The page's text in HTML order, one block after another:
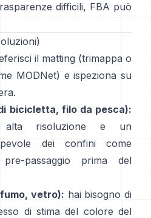
difficili, FBA può
il matting (trimappa o
MODNet) e ispeziona su
bicicletta, filo da pesca):
risoluzione e un
dei confini come
passaggio prima del
vetro): hai bisogno di
di stima del colore del